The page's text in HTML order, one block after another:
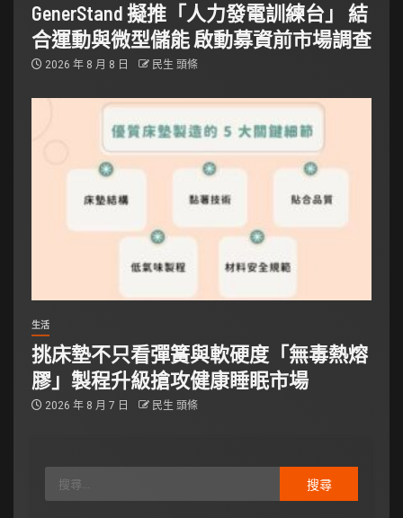
GenerStand 擬推「人力發電訓練台」 結
合運動與微型儲能 啟動募資前市場調查
2026 年 8 月 8 日 民生 頭條
生活
挑床墊不只看彈簧與軟硬度「無毒熱熔
膠」製程升級搶攻健康睡眠市場
2026 年 8 月 7 日 民生 頭條